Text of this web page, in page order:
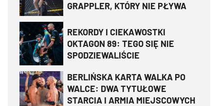
GRAPPLER, KTÓRY NIE PŁYWA
REKORDY I CIEKAWOSTKI
OKTAGON 89: TEGO SIĘ NIE
SPODZIEWALIŚCIE
BERLIŃSKA KARTA WALKA PO
WALCE: DWA TYTUŁOWE
STARCIA I ARMIA MIEJSCOWYCH